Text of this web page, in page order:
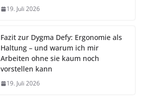
19. Juli 2026
Fazit zur Dygma Defy: Ergonomie als
Haltung – und warum ich mir
Arbeiten ohne sie kaum noch
vorstellen kann
19. Juli 2026